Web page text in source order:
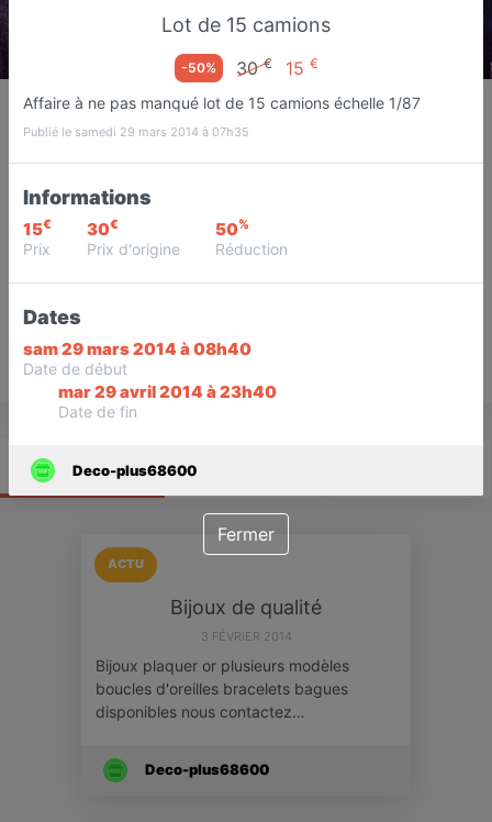
Deco-plus68600
Commerçants
Favori Contacter
Actualité
ACTU
Bijoux de qualité
3 FÉVRIER 2014
Bijoux plaquer or plusieurs modèles
boucles d'oreilles bracelets bagues
disponibles nous contactez…
Deco-plus68600
Lot de 15 camions
-50% 30€ 15 €
Affaire à ne pas manqué lot de 15 camions échelle 1/87
Publié le samedi 29 mars 2014 à 07h35
Informations
15€
Prix
30€
Prix d'origine
50%
Réduction
Dates
sam 29 mars 2014 à 08h40
Date de début
mar 29 avril 2014 à 23h40
Date de fin
Deco-plus68600
Fermer